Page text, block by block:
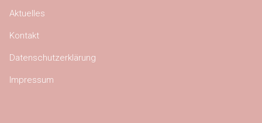
Aktuelles
Kontakt
Datenschutzerklärung
Impressum